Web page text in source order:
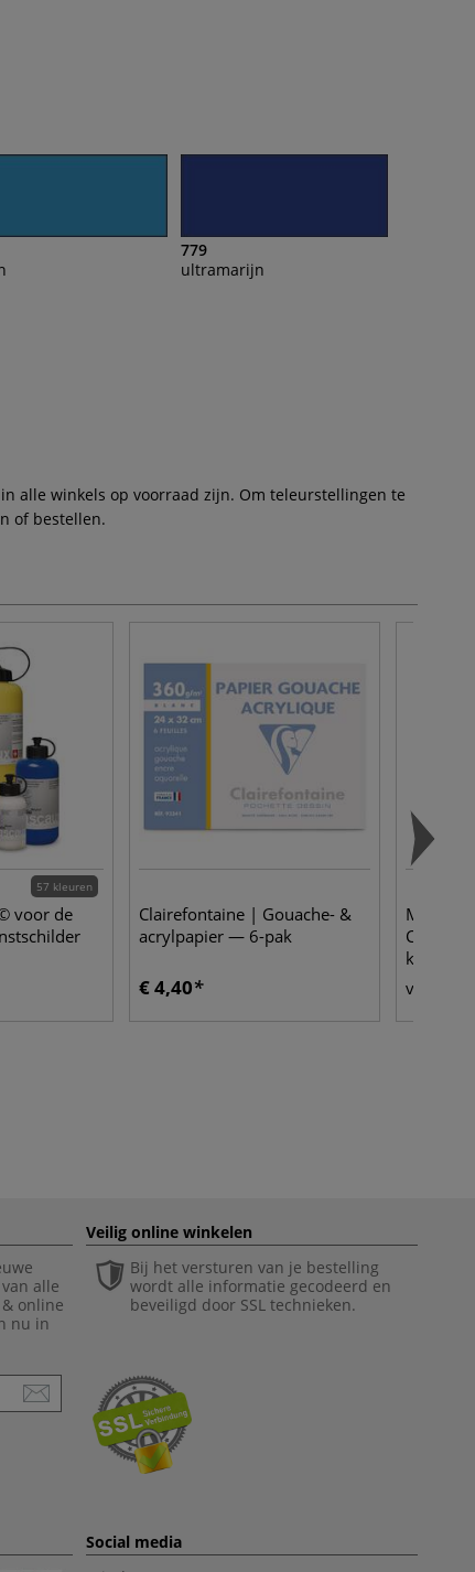
779
ultramarijn
alle winkels op voorraad zijn. Om teleurstellingen te
of bestellen.
57 kleuren
voor de
Clairefontaine | Gouache- &
acrylpapier — 6-pak
€ 4,40
Cotton
katoen
vanaf
alle
online
nu in
Veilig online winkelen
Bij het versturen van je bestelling
wordt alle informatie gecodeerd en
beveiligd door SSL technieken.
Social media